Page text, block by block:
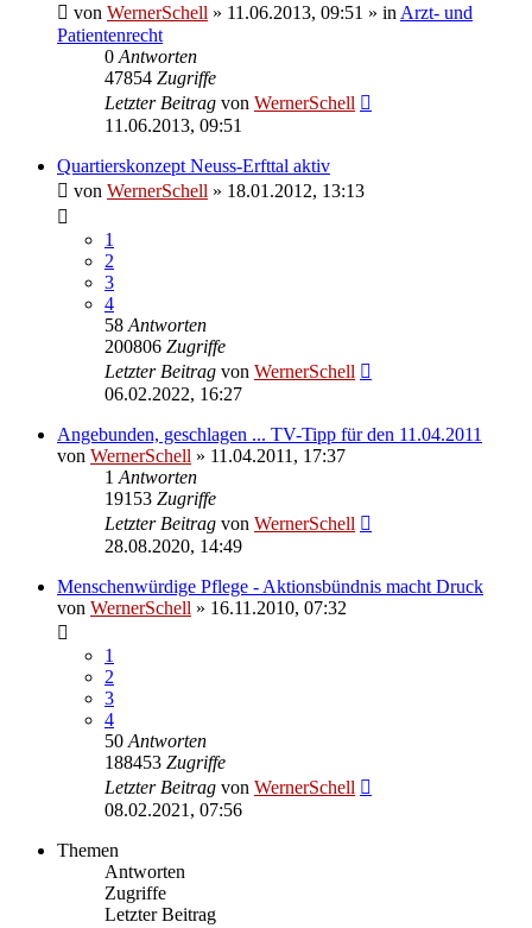
von WernerSchell » 11.06.2013, 09:51 » in Arzt- und
Patientenrecht
0 Antworten
47854 Zugriffe
Letzter Beitrag von WernerSchell
11.06.2013, 09:51
Quartierskonzept Neuss-Erfttal aktiv
von WernerSchell » 18.01.2012, 13:13
1
2
3
4
58 Antworten
200806 Zugriffe
Letzter Beitrag von WernerSchell
06.02.2022, 16:27
Angebunden, geschlagen ... TV-Tipp für den 11.04.2011
von WernerSchell » 11.04.2011, 17:37
1 Antworten
19153 Zugriffe
Letzter Beitrag von WernerSchell
28.08.2020, 14:49
Menschenwürdige Pflege - Aktionsbündnis macht Druck
von WernerSchell » 16.11.2010, 07:32
1
2
3
4
50 Antworten
188453 Zugriffe
Letzter Beitrag von WernerSchell
08.02.2021, 07:56
Themen
Antworten
Zugriffe
Letzter Beitrag